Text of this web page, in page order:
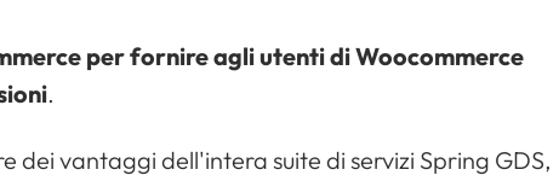
per fornire agli utenti di Woocommerce
.
dei vantaggi dell'intera suite di servizi Spring GDS,